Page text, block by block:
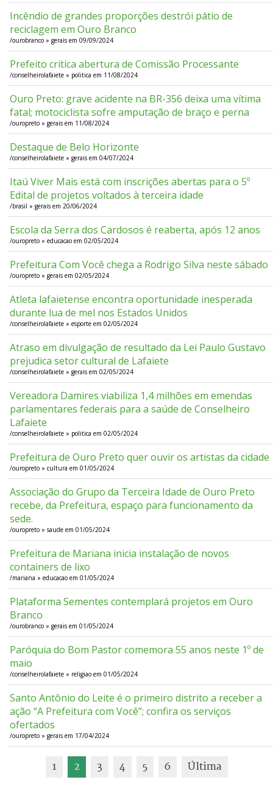
Incêndio de grandes proporções destrói pátio de
reciclagem em Ouro Branco
/ourobranco » gerais em 09/09/2024
Prefeito critica abertura de Comissão Processante
/conselheirolafaiete » politica em 11/08/2024
Ouro Preto: grave acidente na BR-356 deixa uma vítima
fatal; motociclista sofre amputação de braço e perna
/ouropreto » gerais em 11/08/2024
Destaque de Belo Horizonte
/conselheirolafaiete » gerais em 04/07/2024
Itaú Viver Mais está com inscrições abertas para o 5º
Edital de projetos voltados à terceira idade
/brasil » gerais em 20/06/2024
Escola da Serra dos Cardosos é reaberta, após 12 anos
/ouropreto » educacao em 02/05/2024
Prefeitura Com Você chega a Rodrigo Silva neste sábado
/ouropreto » gerais em 02/05/2024
Atleta lafaietense encontra oportunidade inesperada
durante lua de mel nos Estados Unidos
/conselheirolafaiete » esporte em 02/05/2024
Atraso em divulgação de resultado da Lei Paulo Gustavo
prejudica setor cultural de Lafaiete
/conselheirolafaiete » gerais em 02/05/2024
Vereadora Damires viabiliza 1,4 milhões em emendas
parlamentares federais para a saúde de Conselheiro
Lafaiete
/conselheirolafaiete » politica em 02/05/2024
Prefeitura de Ouro Preto quer ouvir os artistas da cidade
/ouropreto » cultura em 01/05/2024
Associação do Grupo da Terceira Idade de Ouro Preto
recebe, da Prefeitura, espaço para funcionamento da
sede.
/ouropreto » saude em 01/05/2024
Prefeitura de Mariana inicia instalação de novos
containers de lixo
/mariana » educacao em 01/05/2024
Plataforma Sementes contemplará projetos em Ouro
Branco
/ourobranco » gerais em 01/05/2024
Paróquia do Bom Pastor comemora 55 anos neste 1º de
maio
/conselheirolafaiete » religiao em 01/05/2024
Santo Antônio do Leite é o primeiro distrito a receber a
ação “A Prefeitura com Você”; confira os serviços
ofertados
/ouropreto » gerais em 17/04/2024
1 2 3 4 5 6 Última